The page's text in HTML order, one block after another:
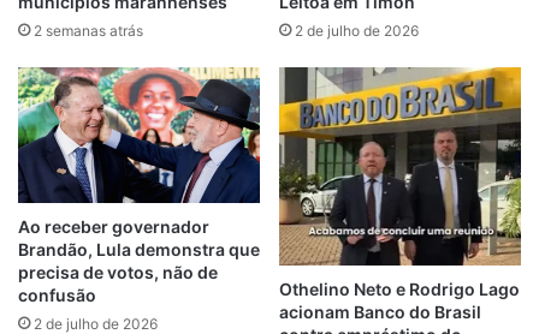
Meses depois, ele repetiu o anúncio em
uma solenidade comemorativa do
bicentenário do município. Em ambas as
ocasiões, a reforma não saiu do papel.
Agora, mesmo após a obra ter sido
finalizada pela própria Câmara, Brandão
insiste em usar a promessa como moeda
política.
O episódio reforça uma marca que tem
2 semanas atrás 2 de julho de 2026
Ao receber governador
Brandão, Lula demonstra que
precisa de votos, não de
confusão
2 de julho de 2026
Othelino Neto e Rodrigo Lago
acionam Banco do Brasil